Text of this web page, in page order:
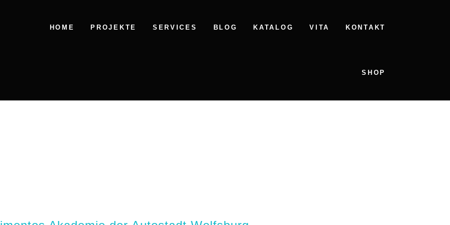
HOME PROJEKTE SERVICES BLOG KATALOG VITA KONTAKT
SHOP